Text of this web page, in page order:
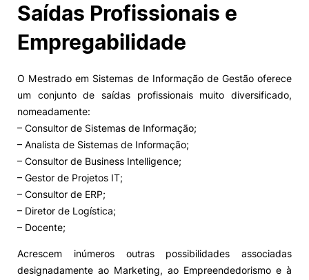
Saídas Profissionais e
Empregabilidade
O Mestrado em Sistemas de Informação de Gestão oferece
um conjunto de saídas profissionais muito diversificado,
nomeadamente:
– Consultor de Sistemas de Informação;
– Analista de Sistemas de Informação;
– Consultor de Business Intelligence;
– Gestor de Projetos IT;
– Consultor de ERP;
– Diretor de Logística;
– Docente;
Acrescem inúmeros outras possibilidades associadas
designadamente ao Marketing, ao Empreendedorismo e à